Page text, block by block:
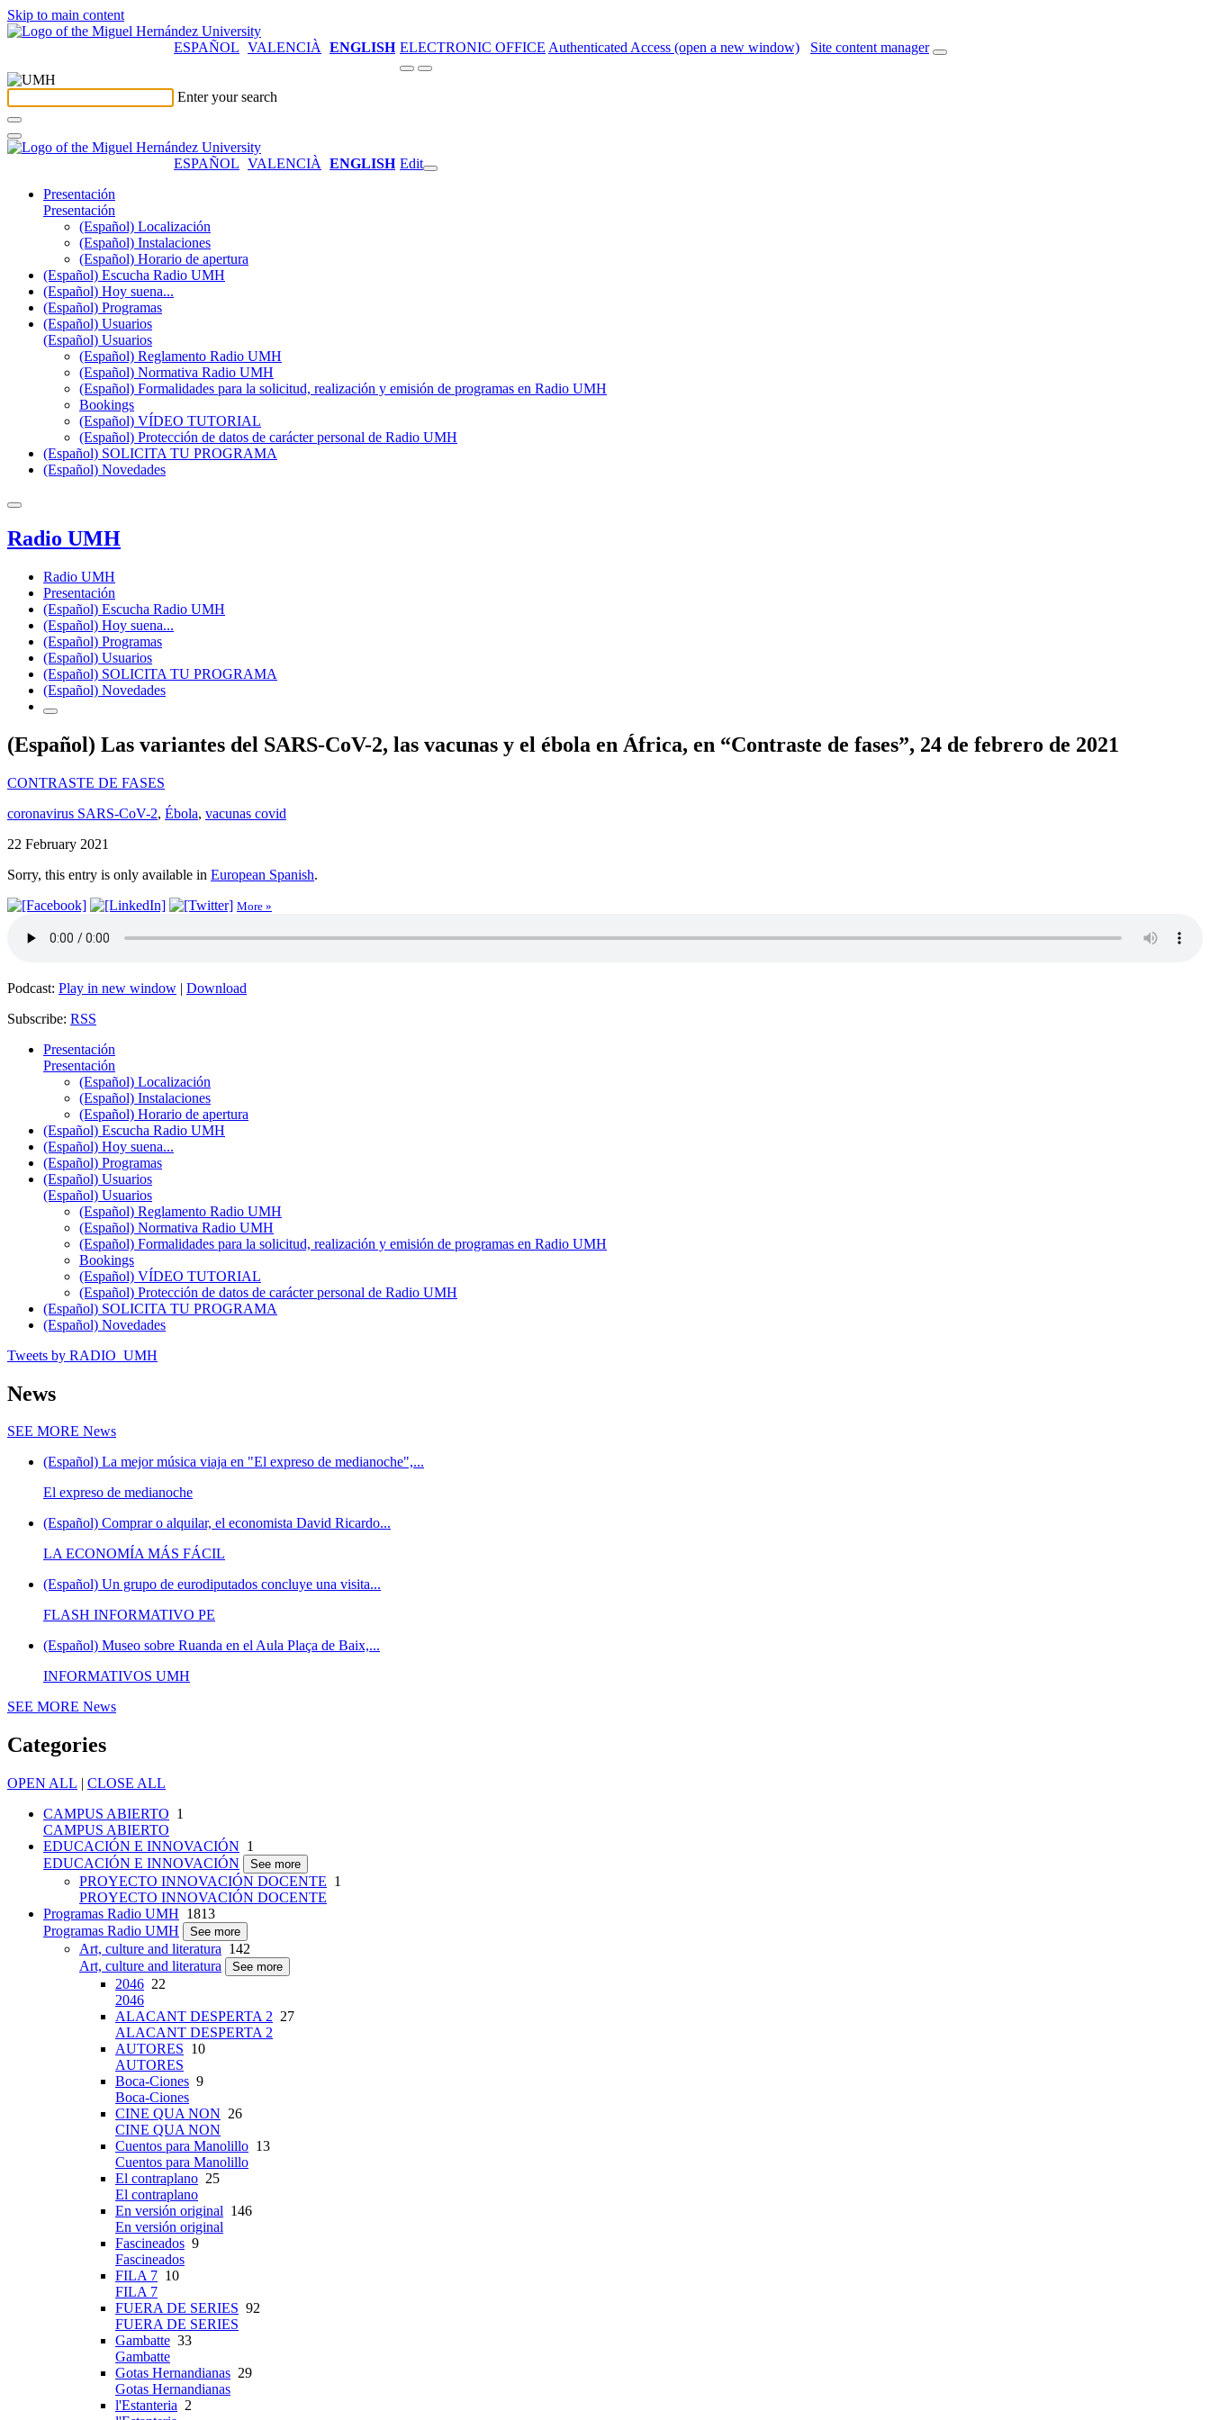
Skip to main content
ESPAÑOL VALENCIÀ ENGLISH ELECTRONIC OFFICE Authenticated Access (open a new window) Site content manager
Enter your search
ESPAÑOL VALENCIÀ ENGLISH Edit
Presentación
Presentación
(Español) Localización
(Español) Instalaciones
(Español) Horario de apertura
(Español) Escucha Radio UMH
(Español) Hoy suena...
(Español) Programas
(Español) Usuarios
(Español) Usuarios
(Español) Reglamento Radio UMH
(Español) Normativa Radio UMH
(Español) Formalidades para la solicitud, realización y emisión de programas en Radio UMH
Bookings
(Español) VÍDEO TUTORIAL
(Español) Protección de datos de carácter personal de Radio UMH
(Español) SOLICITA TU PROGRAMA
(Español) Novedades
Radio UMH
Radio UMH
Presentación
(Español) Escucha Radio UMH
(Español) Hoy suena...
(Español) Programas
(Español) Usuarios
(Español) SOLICITA TU PROGRAMA
(Español) Novedades
(Español) Las variantes del SARS-CoV-2, las vacunas y el ébola en África, en “Contraste de fases”, 24 de febrero de 2021
CONTRASTE DE FASES
coronavirus SARS-CoV-2, Ébola, vacunas covid
22 February 2021
Sorry, this entry is only available in European Spanish.
More »
Podcast: Play in new window | Download
Subscribe: RSS
Presentación
Presentación
(Español) Localización
(Español) Instalaciones
(Español) Horario de apertura
(Español) Escucha Radio UMH
(Español) Hoy suena...
(Español) Programas
(Español) Usuarios
(Español) Usuarios
(Español) Reglamento Radio UMH
(Español) Normativa Radio UMH
(Español) Formalidades para la solicitud, realización y emisión de programas en Radio UMH
Bookings
(Español) VÍDEO TUTORIAL
(Español) Protección de datos de carácter personal de Radio UMH
(Español) SOLICITA TU PROGRAMA
(Español) Novedades
Tweets by RADIO_UMH
News
SEE MORE News
(Español) La mejor música viaja en "El expreso de medianoche",...
El expreso de medianoche
(Español) Comprar o alquilar, el economista David Ricardo...
LA ECONOMÍA MÁS FÁCIL
(Español) Un grupo de eurodiputados concluye una visita...
FLASH INFORMATIVO PE
(Español) Museo sobre Ruanda en el Aula Plaça de Baix,...
INFORMATIVOS UMH
SEE MORE News
Categories
OPEN ALL | CLOSE ALL
CAMPUS ABIERTO 1
CAMPUS ABIERTO
EDUCACIÓN E INNOVACIÓN 1
EDUCACIÓN E INNOVACIÓN
See more
PROYECTO INNOVACIÓN DOCENTE 1
PROYECTO INNOVACIÓN DOCENTE
Programas Radio UMH 1813
Programas Radio UMH
See more
Art, culture and literatura 142
Art, culture and literatura
See more
2046 22
2046
ALACANT DESPERTA 2 27
ALACANT DESPERTA 2
AUTORES 10
AUTORES
Boca-Ciones 9
Boca-Ciones
CINE QUA NON 26
CINE QUA NON
Cuentos para Manolillo 13
Cuentos para Manolillo
El contraplano 25
El contraplano
En versión original 146
En versión original
Fascineados 9
Fascineados
FILA 7 10
FILA 7
FUERA DE SERIES 92
FUERA DE SERIES
Gambatte 33
Gambatte
Gotas Hernandianas 29
Gotas Hernandianas
l'Estanteria 2